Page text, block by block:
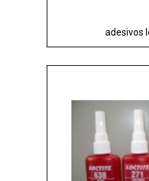
adesivos